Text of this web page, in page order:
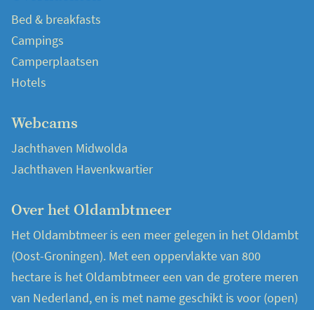
Bed & breakfasts
Campings
Camperplaatsen
Hotels
Webcams
Jachthaven Midwolda
Jachthaven Havenkwartier
Over het Oldambtmeer
Het Oldambtmeer is een meer gelegen in het Oldambt
(Oost-Groningen). Met een oppervlakte van 800
hectare is het Oldambtmeer een van de grotere meren
van Nederland, en is met name geschikt is voor (open)